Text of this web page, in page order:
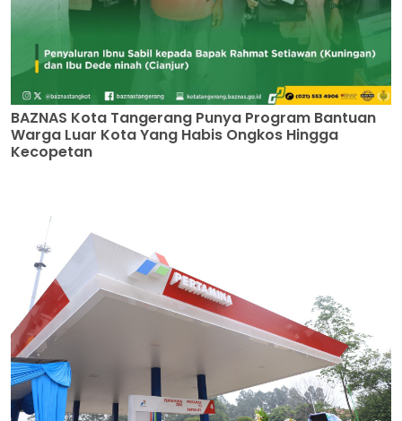
BAZNAS Kota Tangerang Punya Program Bantuan
Warga Luar Kota Yang Habis Ongkos Hingga
Kecopetan